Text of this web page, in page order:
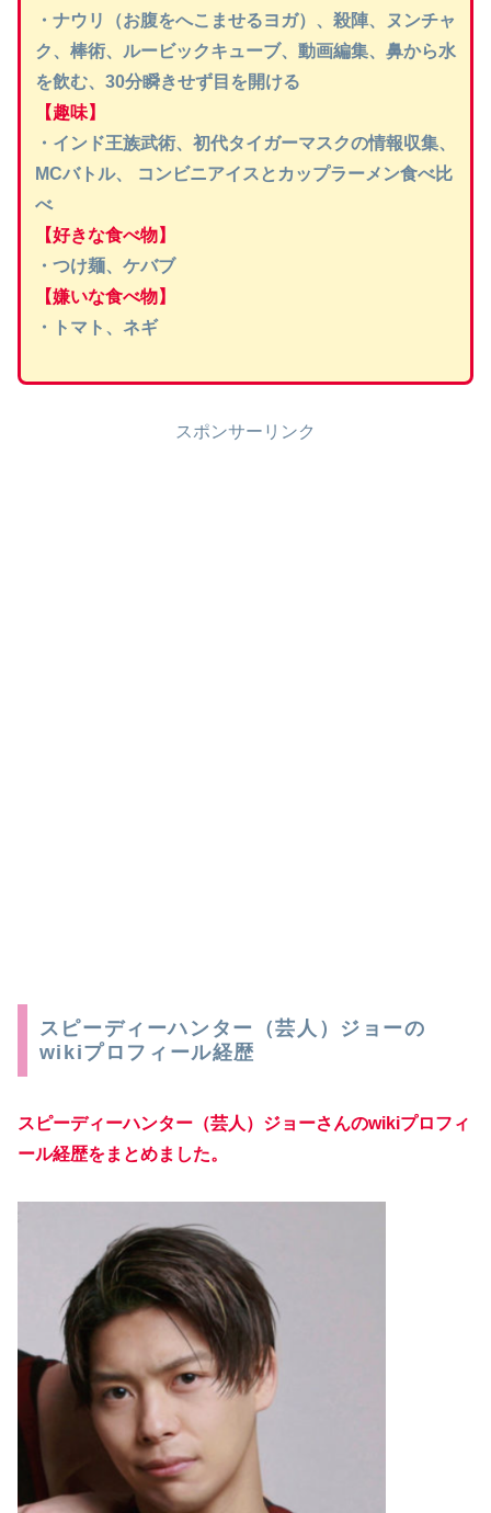
・ナウリ（お腹をへこませるヨガ）、殺陣、ヌンチャ
ク、棒術、ルービックキューブ、動画編集、鼻から水
を飲む、30分瞬きせず目を開ける
【趣味】
・インド王族武術、初代タイガーマスクの情報収集、
MCバトル、 コンビニアイスとカップラーメン食べ比
べ
【好きな食べ物】
・つけ麺、ケバブ
【嫌いな食べ物】
・トマト、ネギ
スポンサーリンク
スピーディーハンター（芸人）ジョーの
wikiプロフィール経歴
スピーディーハンター（芸人）ジョーさんのwikiプロフィ
ール経歴をまとめました。